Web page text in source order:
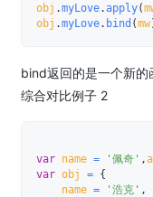
obj .myLove.apply(
obj .myLove. bind (mw
bind返回的是一个新的
综合对比例子 2
var name = '佩奇' ,
var obj = {
    name
= '浩克' ,